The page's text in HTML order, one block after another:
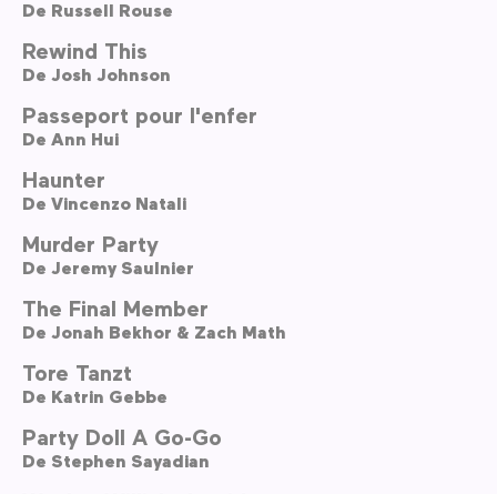
De Russell Rouse
Rewind This
De Josh Johnson
Passeport pour l'enfer
De Ann Hui
Haunter
De Vincenzo Natali
Murder Party
De Jeremy Saulnier
The Final Member
De Jonah Bekhor & Zach Math
Tore Tanzt
De Katrin Gebbe
Party Doll A Go-Go
De Stephen Sayadian